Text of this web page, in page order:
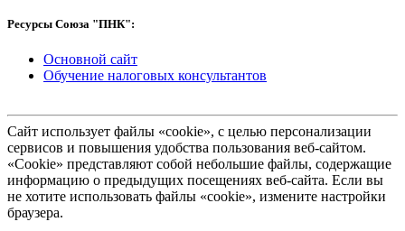
Ресурсы Союза "ПНК":
Основной сайт
Обучение налоговых консультантов
Сайт использует файлы «cookie», с целью персонализации
сервисов и повышения удобства пользования веб-сайтом.
«Cookie» представляют собой небольшие файлы, содержащие
информацию о предыдущих посещениях веб-сайта. Если вы
не хотите использовать файлы «cookie», измените настройки
браузера.